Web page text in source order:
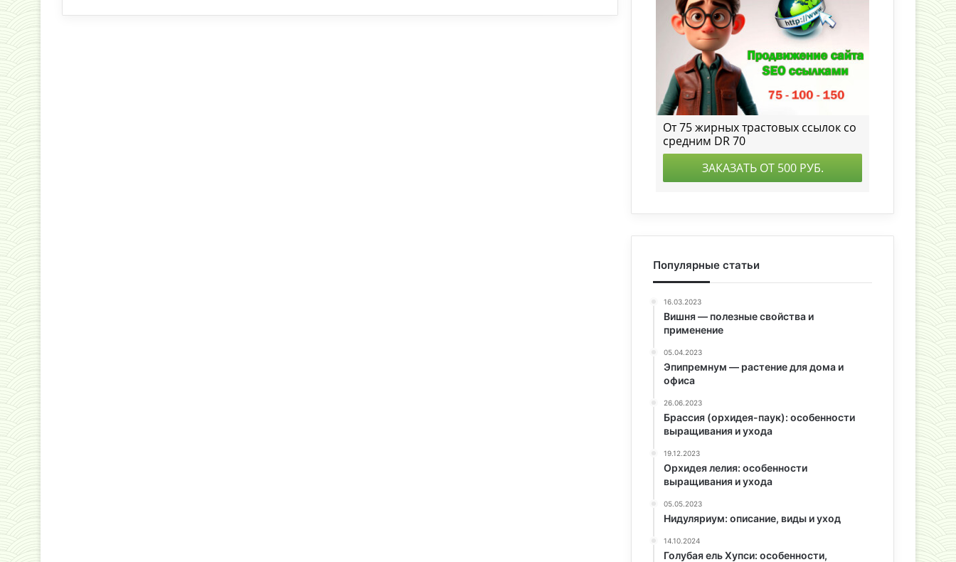
Популярные статьи
16.03.2023
Вишня — полезные свойства и
применение
05.04.2023
Эпипремнум — растение для дома и
офиса
26.06.2023
Брассия (орхидея-паук): особенности
выращивания и ухода
19.12.2023
Орхидея лелия: особенности
выращивания и ухода
05.05.2023
Нидуляриум: описание, виды и уход
14.10.2024
Голубая ель Хупси: особенности,